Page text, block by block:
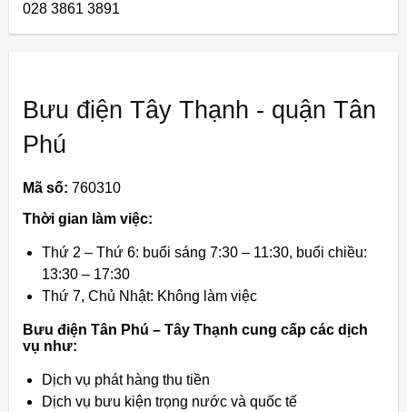
028 3861 3891
Bưu điện Tây Thạnh - quận Tân
Phú
Mã số: 760310
Thời gian làm việc:
Thứ 2 – Thứ 6: buổi sáng 7:30 – 11:30, buổi chiều:
13:30 – 17:30
Thứ 7, Chủ Nhật: Không làm việc
Bưu điện Tân Phú – Tây Thạnh cung cấp các dịch
vụ như:
Dịch vụ phát hàng thu tiền
Dịch vụ bưu kiện trọng nước và quốc tế